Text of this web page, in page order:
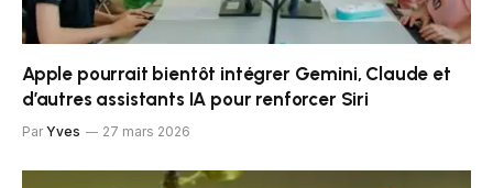
Apple pourrait bientôt intégrer Gemini, Claude et
d’autres assistants IA pour renforcer Siri
Par Yves 27 mars 2026